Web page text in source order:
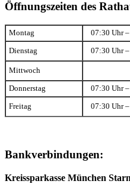
Öffnungszeiten des
Montag 07:30 Uhr
Dienstag 07:30 Uhr
Mittwoch
Donnerstag 07:30 Uhr
Freitag 07:30 Uhr
Bankverbindungen:
Kreissparkasse München